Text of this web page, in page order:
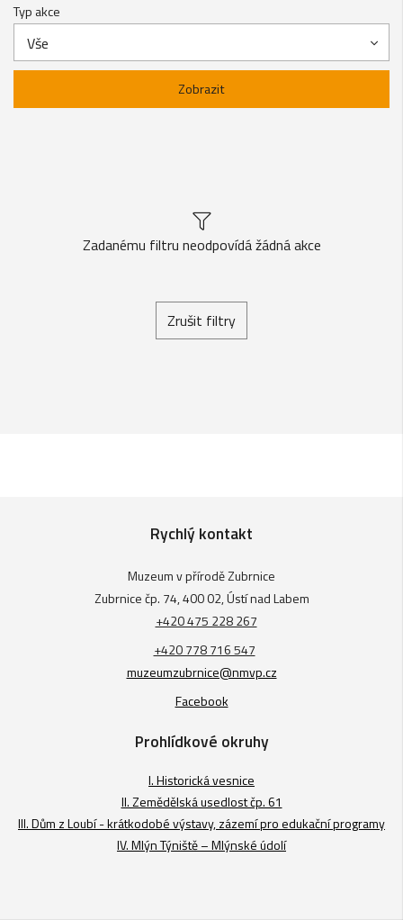
Typ akce
Vše
Zobrazit
Zadanému filtru neodpovídá žádná akce
Zrušit filtry
Rychlý kontakt
Muzeum v přírodě Zubrnice
Zubrnice čp. 74, 400 02, Ústí nad Labem
+420 475 228 267
+420 778 716 547
muzeumzubrnice@nmvp.cz
Facebook
Prohlídkové okruhy
I. Historická vesnice
II. Zemědělská usedlost čp. 61
III. Dům z Loubí - krátkodobé výstavy, zázemí pro edukační programy
IV. Mlýn Týniště – Mlýnské údolí